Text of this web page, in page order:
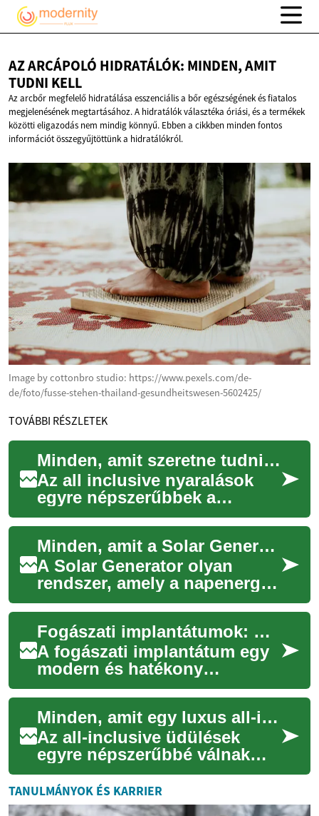
AZ ARCÁPOLÓ HIDRATÁLÓK: MINDEN, AMIT
TUDNI KELL
Az arcbőr megfelelő hidratálása esszenciális a bőr egészségének és fiatalos
megjelenésének megtartásához. A hidratálók választéka óriási, és a termékek
közötti eligazodás nem mindig könnyű. Ebben a cikkben minden fontos
információt összegyűjtöttünk a hidratálókról.
Image by cottonbro studio: https://www.pexels.com/de-
de/foto/fusse-stehen-thailand-gesundheitswesen-5602425/
TOVÁBBI RÉSZLETEK
Minden, amit szeretne tudni az all inclusive nyaralásokról
Az all inclusive nyaralások
egyre népszerűbbek a
pihenni vágyók körében. Ez a
nyaralási forma tökéletes
választás leh...
Minden, amit a Solar Generatorről tudni érdemes
A Solar Generator olyan
rendszer, amely a napenergiát
hasznosítja: a solar panel-ek
gyűjtik a fényt, a rendszer
tárol...
Fogászati implantátumok: Minden, amit tudni érdemes a modern fogpótlásról
A fogászati implantátum egy
modern és hatékony
megoldás a hiányzó fogak
pótlására. Ez a titániumból
készült műgyökér ...
Minden, amit egy luxus all-inclusive nyaralásról tudni érdemes
Az all-inclusive üdülések
egyre népszerűbbé válnak
azok körében, akik gondtalan
és kényelmes pihenésre
vágynak. Ez a ...
TANULMÁNYOK ÉS KARRIER